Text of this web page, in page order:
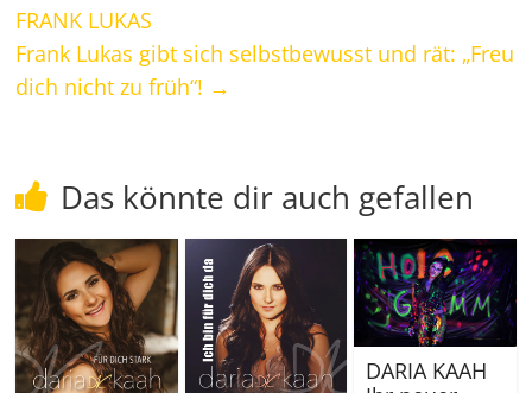
FRANK LUKAS
Frank Lukas gibt sich selbstbewusst und rät: „Freu
dich nicht zu früh“! →
Das könnte dir auch gefallen
DARIA KAAH